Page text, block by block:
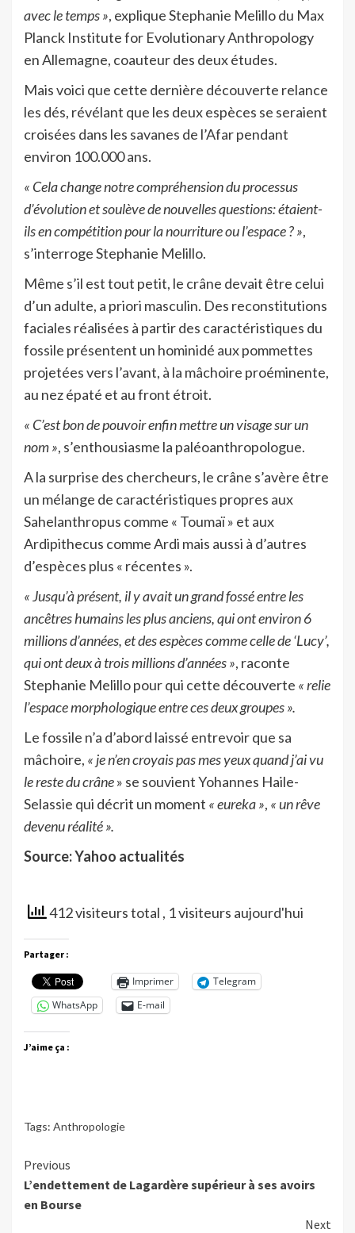
avec le temps », explique Stephanie Melillo du Max
Planck Institute for Evolutionary Anthropology
en Allemagne, coauteur des deux études.
Mais voici que cette dernière découverte relance
les dés, révélant que les deux espèces se seraient
croisées dans les savanes de l’Afar pendant
environ 100.000 ans.
« Cela change notre compréhension du processus
d’évolution et soulève de nouvelles questions: étaient-
ils en compétition pour la nourriture ou l’espace ? »,
s’interroge Stephanie Melillo.
Même s’il est tout petit, le crâne devait être celui
d’un adulte, a priori masculin. Des reconstitutions
faciales réalisées à partir des caractéristiques du
fossile présentent un hominidé aux pommettes
projetées vers l’avant, à la mâchoire proéminente,
au nez épaté et au front étroit.
« C’est bon de pouvoir enfin mettre un visage sur un
nom », s’enthousiasme la paléoanthropologue.
A la surprise des chercheurs, le crâne s’avère être
un mélange de caractéristiques propres aux
Sahelanthropus comme « Toumaï » et aux
Ardipithecus comme Ardi mais aussi à d’autres
d’espèces plus « récentes ».
« Jusqu’à présent, il y avait un grand fossé entre les
ancêtres humains les plus anciens, qui ont environ 6
millions d’années, et des espèces comme celle de ‘Lucy’,
qui ont deux à trois millions d’années », raconte
Stephanie Melillo pour qui cette découverte « relie
l’espace morphologique entre ces deux groupes ».
Le fossile n’a d’abord laissé entrevoir que sa
mâchoire, « je n’en croyais pas mes yeux quand j’ai vu
le reste du crâne» se souvient Yohannes Haile-
Selassie qui décrit un moment « eureka », « un rêve
devenu réalité ».
Source: Yahoo actualités
412 visiteurs total , 1 visiteurs aujourd'hui
Partager :
Imprimer
Telegram
WhatsApp
E-mail
J’aime ça :
Tags: Anthropologie
Continue
Reading
Previous
L’endettement de Lagardère supérieur à ses avoirs
en Bourse
Next